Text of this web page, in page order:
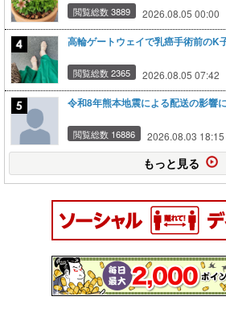
閲覧総数 3889 2026.08.05 00:00
高輪ゲートウェイで乳癌手術前のK
閲覧総数 2365 2026.08.05 07:42
令和8年熊本地震による配送の影響
閲覧総数 16886 2026.08.03 18:15
もっと見る